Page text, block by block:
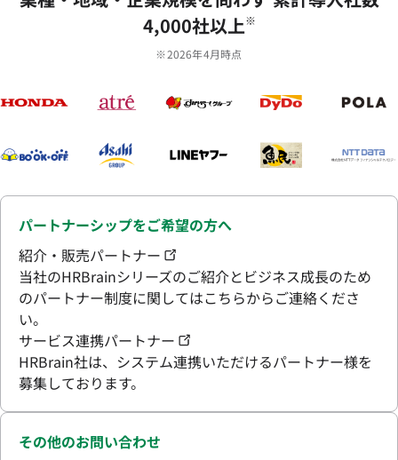
4,000社以上※
※2026年4月時点
パートナーシップをご希望の方へ
紹介・販売パートナー
当社のHRBrainシリーズのご紹介とビジネス成長のため
のパートナー制度に関してはこちらからご連絡くださ
い。
サービス連携パートナー
HRBrain社は、システム連携いただけるパートナー様を
募集しております。
その他のお問い合わせ